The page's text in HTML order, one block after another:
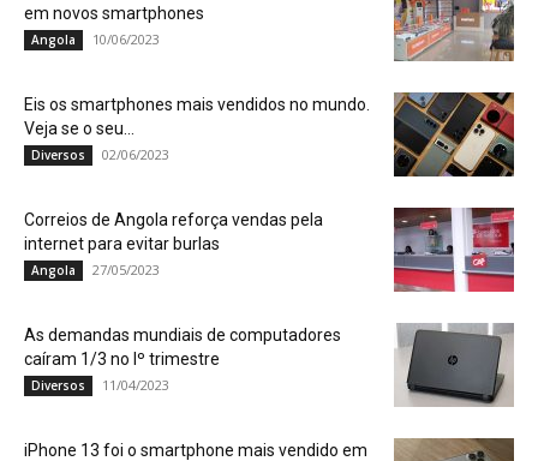
em novos smartphones
Angola 10/06/2023
Eis os smartphones mais vendidos no mundo.
Veja se o seu...
Diversos 02/06/2023
Correios de Angola reforça vendas pela
internet para evitar burlas
Angola 27/05/2023
As demandas mundiais de computadores
caíram 1/3 no Iº trimestre
Diversos 11/04/2023
iPhone 13 foi o smartphone mais vendido em